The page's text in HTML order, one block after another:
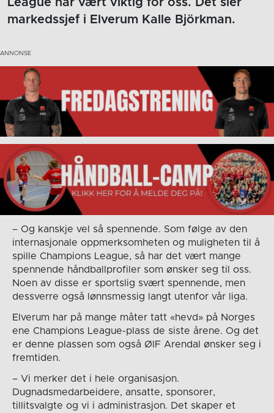
League har vært viktig for oss. Det sier
markedssjef i Elverum Kalle Björkman.
– Og kanskje vel så spennende. Som følge av den
internasjonale oppmerksomheten og muligheten til å
spille Champions League, så har det vært mange
spennende håndballprofiler som ønsker seg til oss.
Noen av disse er sportslig svært spennende, men
dessverre også lønnsmessig langt utenfor vår liga.
Elverum har på mange måter tatt «hevd» på Norges
ene Champions League-plass de siste årene. Og det
er denne plassen som også ØIF Arendal ønsker seg i
fremtiden.
– Vi merker det i hele organisasjon.
Dugnadsmedarbeidere, ansatte, sponsorer,
tillitsvalgte og vi i administrasjon. Det skaper et